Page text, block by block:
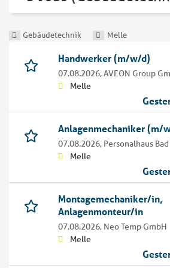
Gebäudetechnik Melle
Handwerker (m/w/d)
07.08.2026,AVEON Group
Melle
Anlagenmechaniker (m/
07.08.2026, Personalhaus
Melle
Montagemechaniker/in,
Anlagenmonteur/in
07.08.2026, Neo Temp GmbH
Melle